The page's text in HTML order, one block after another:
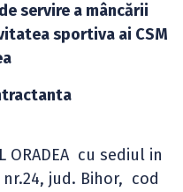
servire a mâncării
sportiva ai CSM
ORADEA cu sediul in
nr.24, jud. Bihor, cod